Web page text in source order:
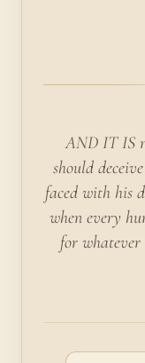
AND IT IS
should
faced with his
when every
for whatever